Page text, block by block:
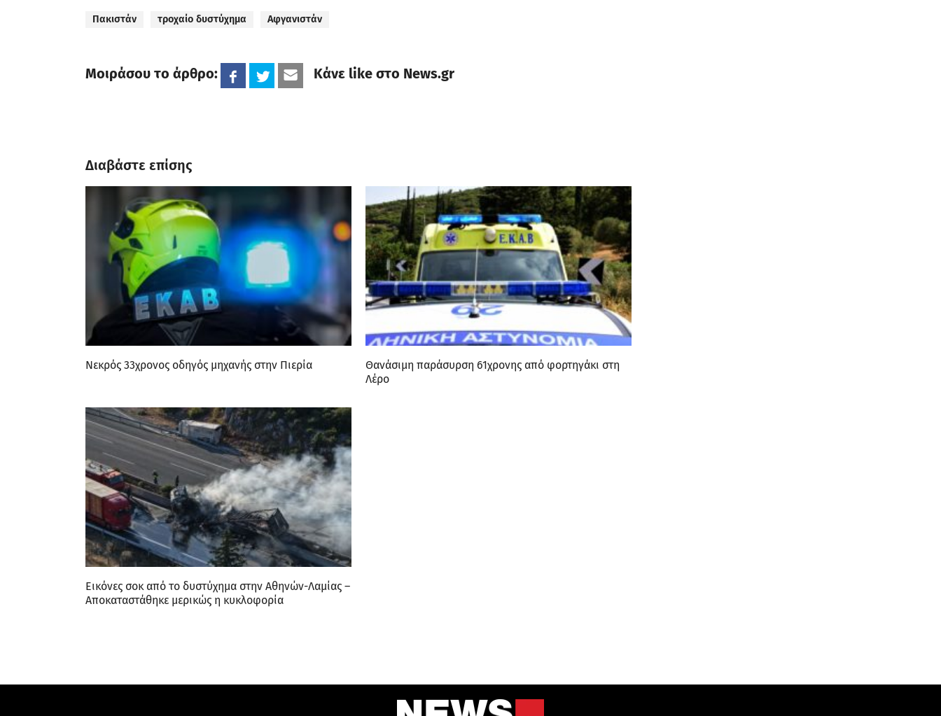
Πακιστάν τροχαίο δυστύχημα Αφγανιστάν
Μοιράσου το άρθρο: Κάνε like στο News.gr
Διαβάστε επίσης
Νεκρός 33χρονος οδηγός μηχανής στην Πιερία
Θανάσιμη παράσυρση 61χρονης από φορτηγάκι στη
Λέρο
Εικόνες σοκ από το δυστύχημα στην Αθηνών-Λαμίας –
Aποκαταστάθηκε μερικώς η κυκλοφορία